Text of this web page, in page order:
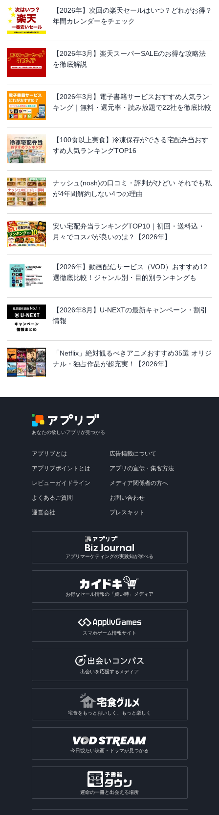
【2026年】次回の楽天セールはいつ？どれがお得？
年間カレンダーをチェック
【2026年3月】楽天スーパーSALEのお得な攻略法
を徹底解説
【2026年3月】電子書籍サービスおすすめ人気ラン
キング｜無料・還元率・読み放題で22社を徹底比較
【100食以上実食】冷凍保存ができる宅配弁当おす
すめ人気ランキングTOP16
ナッシュ(nosh)の口コミ・評判がひどい それでも私
が4年間解約しない4つの理由
安い宅配弁当ランキングTOP10｜初回・送料込・
月々でコスパが良いのは？【2026年】
【2026年】動画配信サービス（VOD）おすすめ12
選徹底比較！ジャンル別・目的別ランキングも
【2026年8月】U-NEXTの最新キャンペーン・割引
情報
「Netflix」絶対観るべきアニメおすすめ35選 オリジ
ナル・独占作品が超充実！【2026年】
あなたの欲しいアプリが見つかる
アプリブとは
アプリブポイントとは
レビューガイドライン
よくあるご質問
運営会社
広告掲載について
アプリの宣伝・集客方法
メディア関係者の方へ
お問い合わせ
プレスキット
アプリマーケティングの実践知が学べる
お得なセール情報の「買い時」メディア
スマホゲーム情報サイト
出会いを応援するメディア
宅食をもっとおいしく、もっと楽しく
今日観たい映画・ドラマが見つかる
運命の一冊と出会える場所